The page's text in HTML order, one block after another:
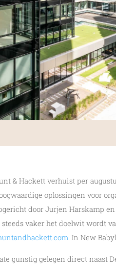
& Hackett verhuist per
oplossingen voor
door Jurjen Harskamp
vaker het doelwit wordt
. In New
gunstig gelegen direct naast